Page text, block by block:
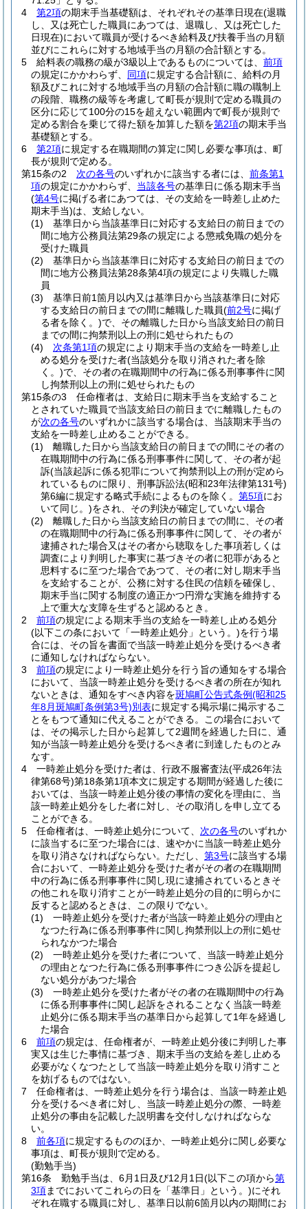
4
第2項の期末手当基礎額は、それぞれその基準日現在(退職
し、又は死亡した職員にあつては、退職し、又は死亡した
日現在)において職員が受けるべき給料及び扶養手当の月額
並びにこれらに対する地域手当の月額の合計額とする。
5
給料表の職務の級が3級以上であるものについては、 前項
の規定にかかわらず、 同項に規定する合計額に、給料の月
額及びこれに対する地域手当の月額の合計額に職の職制上
の段階、職務の級等を考慮して町長が規則で定める職員の
区分に応じて100分の15を超えない範囲内で町長が規則で
定める割合を乗じて得た額を加算した額を第2項の期末手当
基礎額とする。
6
第2項に規定する在職期間の算定に関し必要な事項は、町
長が規則で定める。
第15条の2
次の各号のいずれかに該当する者には、 前条第1
項の規定にかかわらず、 当該各号の基準日に係る期末手当
(第4号に掲げる者にあつては、その支給を一時差し止めた
期末手当)は、支給しない。
(1)
基準日から当該基準日に対応する支給日の前日までの
間に地方公務員法第29条の規定による懲戒免職の処分を
受けた職員
(2)
基準日から当該基準日に対応する支給日の前日までの
間に地方公務員法第28条第4項の規定により失職した職
員
(3)
基準日前1箇月以内又は基準日から当該基準日に対応
する支給日の前日までの間に離職した職員(前2号に掲げ
る者を除く。)で、その離職した日から当該支給日の前日
までの間に拘禁刑以上の刑に処せられたもの
(4)
次条第1項の規定により期末手当の支給を一時差し止
める処分を受けた者(当該処分を取り消された者を除
く。)で、その者の在職期間中の行為に係る刑事事件に関
し拘禁刑以上の刑に処せられたもの
第15条の3
任命権者は、支給日に期末手当を支給すること
とされていた職員で当該支給日の前日までに離職したもの
が次の各号のいずれかに該当する場合は、当該期末手当の
支給を一時差し止めることができる。
(1)
離職した日から当該支給日の前日までの間にその者の
在職期間中の行為に係る刑事事件に関して、その者が起
訴(当該起訴に係る犯罪について拘禁刑以上の刑が定めら
れているものに限り、刑事訴訟法(昭和23年法律第131号)
第6編に規定する略式手続によるものを除く。 第5項にお
いて同じ。)をされ、その判決が確定していない場合
(2)
離職した日から当該支給日の前日までの間に、その者
の在職期間中の行為に係る刑事事件に関して、その者が
逮捕された場合又はその者から聴取をした事項若しくは
調査により判明した事実に基づきその者に犯罪があると
思料するに至つた場合であつて、その者に対し期末手当
を支給することが、公務に対する住民の信頼を確保し、
期末手当に関する制度の適正かつ円滑な実施を維持する
上で重大な支障を生ずると認めるとき。
2
前項の規定による期末手当の支給を一時差し止める処分
(以下この条において「一時差止処分」という。)を行う場
合には、その旨を書面で当該一時差止処分を受けるべき者
に通知しなければならない。
3
前項の規定により一時差止処分を行う旨の通知をする場合
において、当該一時差止処分を受けるべき者の所在が知れ
ないときは、通知をすべき内容を斑鳩町公告式条例(昭和25
年8月斑鳩町条例第3号)別表に規定する掲示場に掲示するこ
とをもつて通知に代えることができる。
この場合において
は、その掲示した日から起算して2週間を経過した日に、通
知が当該一時差止処分を受けるべき者に到達したものとみ
なす。
4
一時差止処分を受けた者は、行政不服審査法(平成26年法
律第68号)第18条第1項本文に規定する期間が経過した後に
おいては、当該一時差止処分後の事情の変化を理由に、当
該一時差止処分をした者に対し、その取消しを申し立てる
ことができる。
5
任命権者は、一時差止処分について、 次の各号のいずれか
に該当するに至つた場合には、速やかに当該一時差止処分
を取り消さなければならない。 ただし、 第3号に該当する場
合において、一時差止処分を受けた者がその者の在職期間
中の行為に係る刑事事件に関し現に逮捕されているときそ
の他これを取り消すことが一時差止処分の目的に明らかに
反すると認めるときは、この限りでない。
(1)
一時差止処分を受けた者が当該一時差止処分の理由と
なつた行為に係る刑事事件に関し拘禁刑以上の刑に処せ
られなかつた場合
(2)
一時差止処分を受けた者について、当該一時差止処分
の理由となつた行為に係る刑事事件につき公訴を提起し
ない処分があつた場合
(3)
一時差止処分を受けた者がその者の在職期間中の行為
に係る刑事事件に関し起訴をされることなく当該一時差
止処分に係る期末手当の基準日から起算して1年を経過し
た場合
6
前項の規定は、任命権者が、一時差止処分後に判明した事
実又は生じた事情に基づき、期末手当の支給を差し止める
必要がなくなつたとして当該一時差止処分を取り消すこと
を妨げるものではない。
7
任命権者は、一時差止処分を行う場合は、当該一時差止処
分を受けるべき者に対し、当該一時差止処分の際、一時差
止処分の事由を記載した説明書を交付しなければならな
い。
8
前各項に規定するもののほか、一時差止処分に関し必要な
事項は、町長が規則で定める。
(勤勉手当)
第16条
勤勉手当は、6月1日及び12月1日(以下この項から第
3項までにおいてこれらの日を「基準日」という。)にそれ
ぞれ在職する職員に対し、基準日以前6箇月以内の期間にお